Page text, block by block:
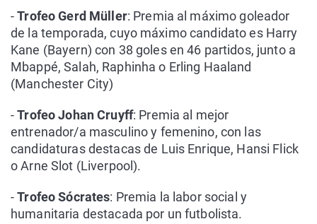
-Trofeo Gerd Müller: Premia al máximo goleador
de la temporada, cuyo máximo candidato es Harry
Kane (Bayern) con 38 goles en 46 partidos, junto a
Mbappé, Salah, Raphinha o Erling Haaland
(Manchester City)
-Trofeo Johan Cruyff: Premia al mejor
entrenador/a masculino y femenino, con las
candidaturas destacas de Luis Enrique, Hansi Flick
o Arne Slot (Liverpool).
-Trofeo Sócrates: Premia la labor social y
humanitaria destacada por un futbolista.